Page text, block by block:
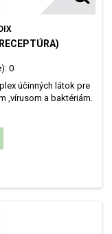
0
účinných látok pre
,vírusom a baktériám.
sa výmena látok
.